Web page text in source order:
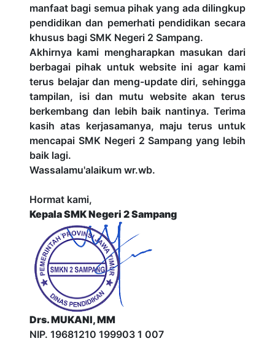
manfaat bagi semua pihak yang ada dilingkup
pendidikan dan pemerhati pendidikan secara
khusus bagi SMK Negeri 2 Sampang.
Akhirnya kami mengharapkan masukan dari
berbagai pihak untuk website ini agar kami
terus belajar dan meng-update diri, sehingga
tampilan, isi dan mutu website akan terus
berkembang dan lebih baik nantinya. Terima
kasih atas kerjasamanya, maju terus untuk
mencapai SMK Negeri 2 Sampang yang lebih
baik lagi.
Wassalamu'alaikum wr.wb.
Hormat kami,
Kepala SMK Negeri 2 Sampang
Drs. MUKANI, MM
NIP. 19681210 199903 1 007